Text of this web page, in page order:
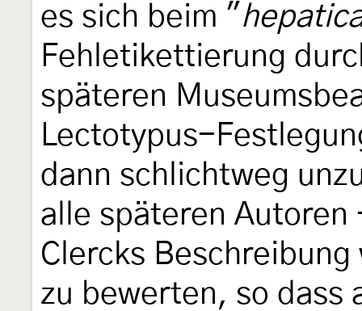
es sich beim "
Fehletikettierung
späteren
Lectotypus-
dann schlichtweg
alle späteren
Clercks
zu bewerten, so dass